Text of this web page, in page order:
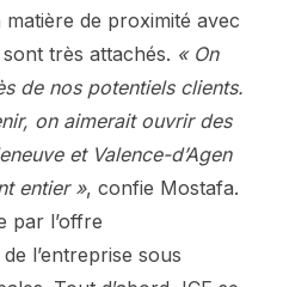
de proximité avec
très attachés. « On
de nos potentiels clients.
on aimerait ouvrir des
et Valence-d’Agen
entier », confie Mostafa.
par l’offre
l’entreprise sous